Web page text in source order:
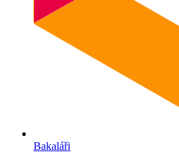
Bakaláři